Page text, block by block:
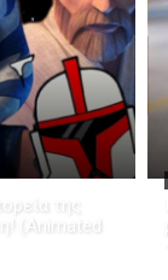
της
(Animated